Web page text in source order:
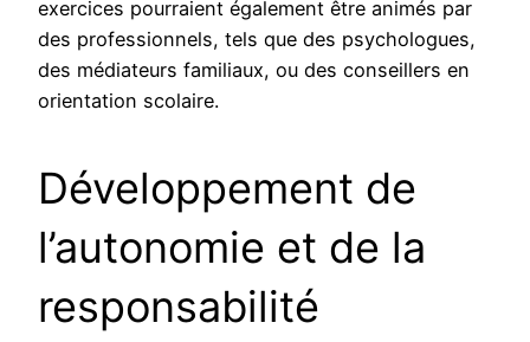
exercices pourraient également être animés par
des professionnels, tels que des psychologues,
des médiateurs familiaux, ou des conseillers en
orientation scolaire.
Développement de
l’autonomie et de la
responsabilité